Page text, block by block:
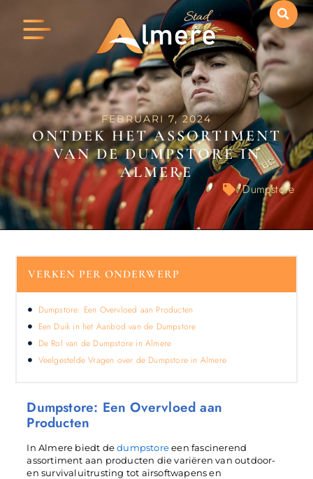
FEBRUARI 7, 2024
ONTDEK HET ASSORTIMENT
VAN DE DUMPSTORE IN
ALMERE
Dumpstore
Dumpstore: Een Overvloed aan
Producten
In Almere biedt dedumpstore een fascinerend
assortiment aan producten die variëren van outdoor-
en survivaluitrusting tot airsoftwapens en
VERKEN PER ONDERWERP
Dumpstore: Een Overvloed aan Producten
Een Duik in het Aanbod van de Dumpstore
De Rol van de Dumpstore in Almere
Veelgestelde Vragen over de Dumpstore in Almere